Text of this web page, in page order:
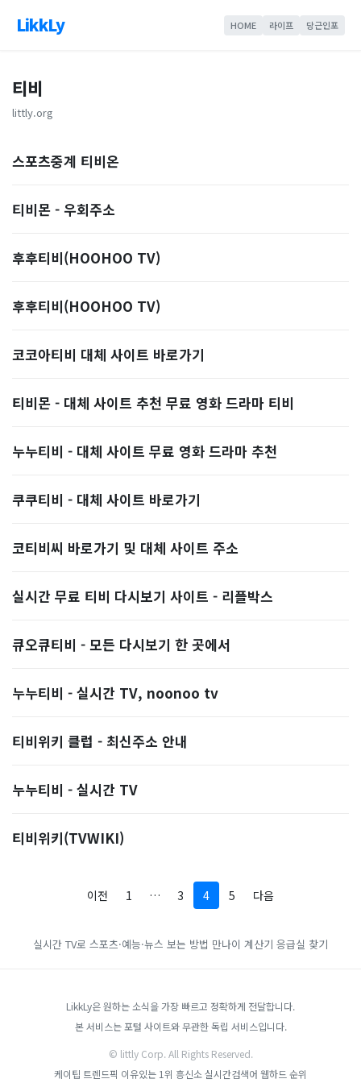
LikkLy HOME 라이프 당근인포
티비
littly.org
스포츠중계 티비온
티비몬 - 우회주소
후후티비(HOOHOO TV)
후후티비(HOOHOO TV)
코코아티비 대체 사이트 바로가기
티비몬 - 대체 사이트 추천 무료 영화 드라마 티비
누누티비 - 대체 사이트 무료 영화 드라마 추천
쿠쿠티비 - 대체 사이트 바로가기
코티비씨 바로가기 및 대체 사이트 주소
실시간 무료 티비 다시보기 사이트 - 리플박스
큐오큐티비 - 모든 다시보기 한 곳에서
누누티비 - 실시간 TV, noonoo tv
티비위키 클럽 - 최신주소 안내
누누티비 - 실시간 TV
티비위키(TVWIKI)
이전 1 … 3 4 5 다음
실시간 TV로 스포츠·예능·뉴스 보는 방법 만나이 계산기 응급실 찾기
LikkLy은 원하는 소식을 가장 빠르고 정확하게 전달합니다.
본 서비스는 포털 사이트와 무관한 독립 서비스입니다.
© littly Corp. All Rights Reserved.
케이팁 트렌드픽 이유있는 1위 흥신소실시간검색어 웹하드 순위